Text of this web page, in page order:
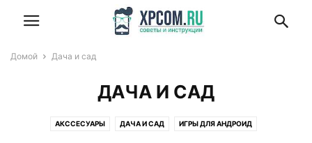
Домой Дача и сад
ДАЧА И САД
АКССЕСУАРЫ ДАЧА И САД ИГРЫ ДЛЯ АНДРОИД